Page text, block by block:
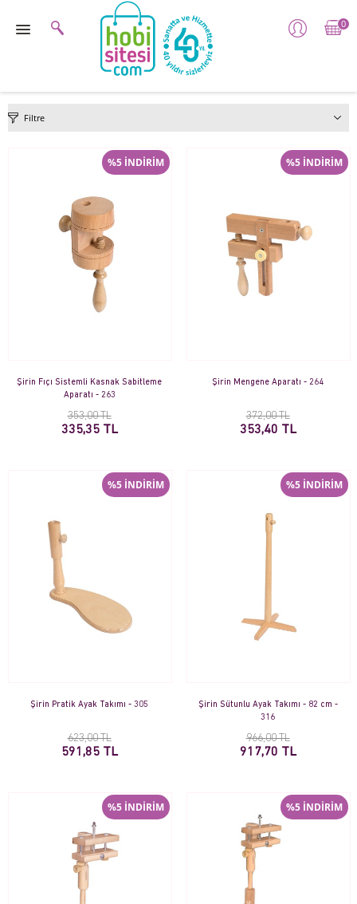
0
Filtre
%5 İNDİRİM
Şirin Fıçı Sistemli Kasnak Sabitleme
Aparatı - 263
353,00 TL
335,35 TL
%5 İNDİRİM
Şirin Mengene Aparatı - 264
372,00 TL
353,40 TL
%5 İNDİRİM
Şirin Pratik Ayak Takımı - 305
623,00 TL
591,85 TL
%5 İNDİRİM
Şirin Sütunlu Ayak Takımı - 82 cm -
316
966,00 TL
917,70 TL
%5 İNDİRİM %5 İNDİRİM